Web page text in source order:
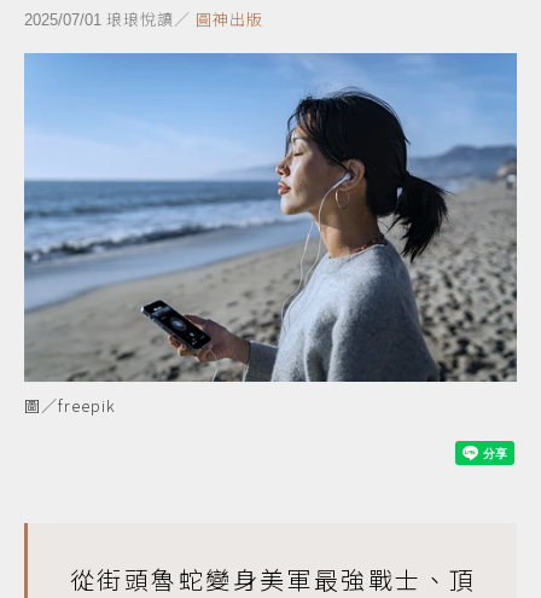
2025/07/01 琅琅悅讀／ 圓神出版
圖／freepik
從街頭魯蛇變身美軍最強戰士、頂